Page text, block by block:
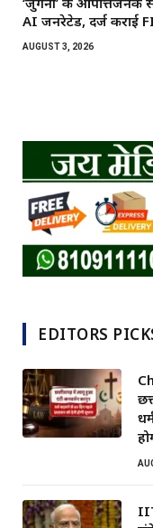
AI जनरेटेड, दर्ज कराई
AUGUST 3, 2026
EDITORS